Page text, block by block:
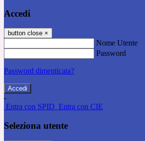
Accedi
button close ×
Nome Utente
Password
Password dimenticata?
-
Entra con SPID Entra con CIE
Seleziona utente